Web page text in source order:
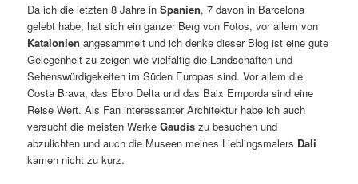
Da ich die letzten 8 Jahre inSpanien, 7 davon in Barcelona
gelebt habe, hat sich ein ganzer Berg von Fotos, vor allem von
Katalonien angesammelt und ich denke dieser Blog ist eine gute
Gelegenheit zu zeigen wie vielfältig die Landschaften und
Sehenswürdigekeiten im Süden Europas sind. Vor allem die
Costa Brava, das Ebro Delta und das Baix Emporda sind eine
Reise Wert. Als Fan interessanter Architektur habe ich auch
versucht die meisten WerkeGaudis zu besuchen und
abzulichten und auch die Museen meines Lieblingsmalers Dali
kamen nicht zu kurz.